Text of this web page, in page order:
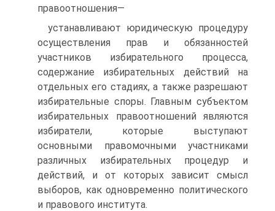
правоотношения—
устанавливают юридическую процедуру
осуществления прав и обязанностей
участников избирательного процесса,
содержание избирательных действий на
отдельных его стадиях, а также разрешают
избирательные споры. Главным субъектом
избирательных правоотношений являются
избиратели, которые выступают
основными правомочными участниками
различных избирательных процедур и
действий, и от которых зависит смысл
выборов, как одновременно политического
и правового института.